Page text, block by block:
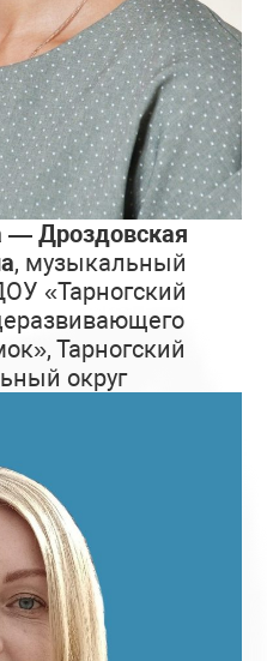
— Дроздовская
, музыкальный
«Тарногский
Тарногский
округ